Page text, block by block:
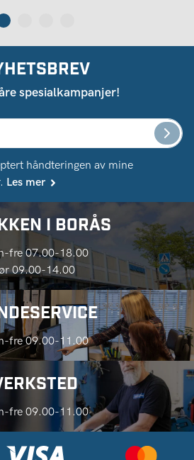
spesialkampanjer!
håndteringen av mine
Les mer
I BORÅS
fre 07.00-18.00
09.00-14.00
fre 09.00-11.00
fre 09.00-11.00